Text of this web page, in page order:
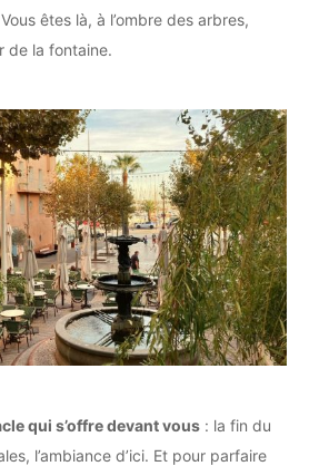
êtes là, à l’ombre des arbres,
de la fontaine.
qui s’offre devant vous : la fin du
l’ambiance d’ici. Et pour parfaire